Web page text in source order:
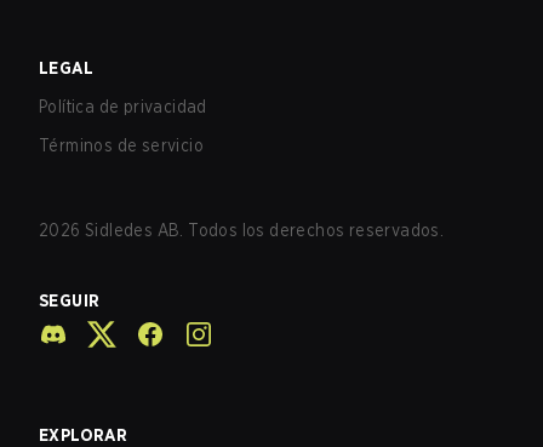
LEGAL
Política de privacidad
Términos de servicio
2026 Sidledes AB. Todos los derechos reservados.
SEGUIR
EXPLORAR